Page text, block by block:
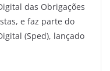
das Obrigações
e faz parte do
(Sped), lançado